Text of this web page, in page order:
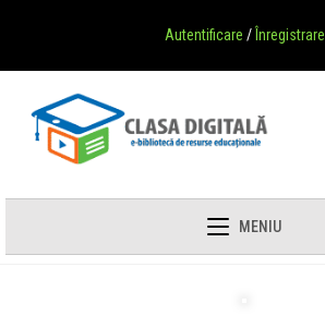
Autentificare / Înregistrare
MENIU